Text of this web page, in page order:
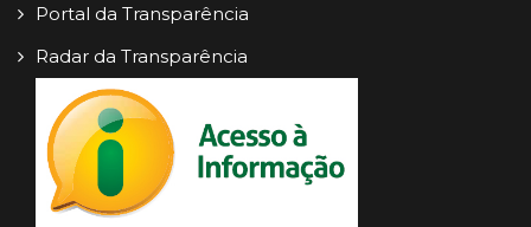
Portal da Transparência
Radar da Transparência